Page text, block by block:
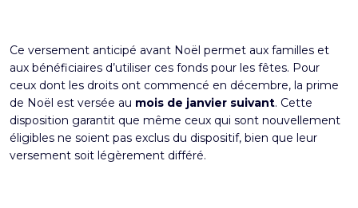
Ce versement anticipé avant Noël permet aux familles et
aux bénéficiaires d’utiliser ces fonds pour les fêtes. Pour
ceux dont les droits ont commencé en décembre, la prime
de Noël est versée au mois de janvier suivant. Cette
disposition garantit que même ceux qui sont nouvellement
éligibles ne soient pas exclus du dispositif, bien que leur
versement soit légèrement différé.